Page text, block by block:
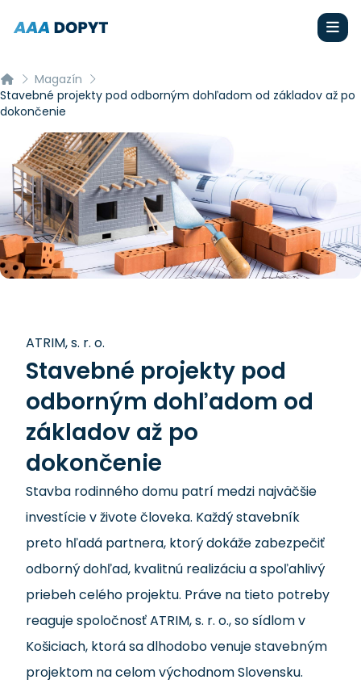
Magazín
Stavebné projekty pod odborným dohľadom od základov až po
dokončenie
ATRIM, s. r. o.
Stavebné projekty pod
odborným dohľadom od
základov až po
dokončenie
Stavba rodinného domu patrí medzi najväčšie
investície v živote človeka. Každý stavebník
preto hľadá partnera, ktorý dokáže zabezpečiť
odborný dohľad, kvalitnú realizáciu a spoľahlivý
priebeh celého projektu. Práve na tieto potreby
reaguje spoločnosť ATRIM, s. r. o., so sídlom v
Košiciach, ktorá sa dlhodobo venuje stavebným
projektom na celom východnom Slovensku.